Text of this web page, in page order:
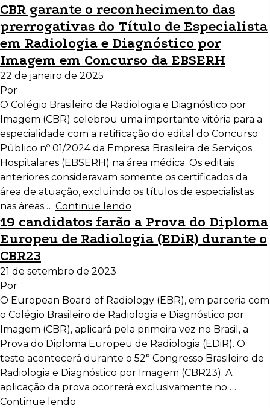
CBR garante o reconhecimento das
prerrogativas do Título de Especialista
em Radiologia e Diagnóstico por
Imagem em Concurso da EBSERH
22 de janeiro de 2025
Por
O Colégio Brasileiro de Radiologia e Diagnóstico por
Imagem (CBR) celebrou uma importante vitória para a
especialidade com a retificação do edital do Concurso
Público nº 01/2024 da Empresa Brasileira de Serviços
Hospitalares (EBSERH) na área médica. Os editais
anteriores consideravam somente os certificados da
área de atuação, excluindo os títulos de especialistas
nas áreas … Continue lendo
19 candidatos farão a Prova do Diploma
Europeu de Radiologia (EDiR) durante o
CBR23
21 de setembro de 2023
Por
O European Board of Radiology (EBR), em parceria com
o Colégio Brasileiro de Radiologia e Diagnóstico por
Imagem (CBR), aplicará pela primeira vez no Brasil, a
Prova do Diploma Europeu de Radiologia (EDiR). O
teste acontecerá durante o 52° Congresso Brasileiro de
Radiologia e Diagnóstico por Imagem (CBR23). A
aplicação da prova ocorrerá exclusivamente no …
Continue lendo